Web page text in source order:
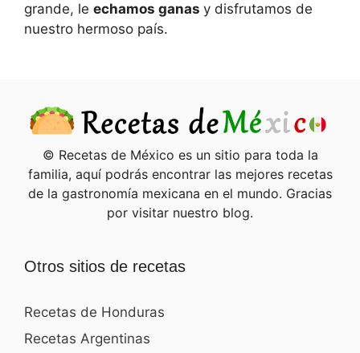
grande, le echamos ganas y disfrutamos de
nuestro hermoso país.
© Recetas de México es un sitio para toda la
familia, aquí podrás encontrar las mejores recetas
de la gastronomía mexicana en el mundo. Gracias
por visitar nuestro blog.
Otros sitios de recetas
Recetas de Honduras
Recetas Argentinas